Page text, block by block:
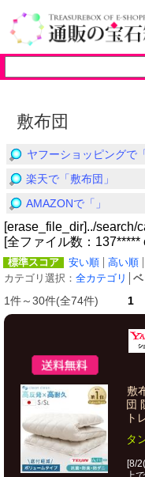
敷布団
ヤフーショッピングで「
楽天で「敷布団」
AMAZONで「」
[erase_file_dir]../search/
[全ファイル数：137*****
標準スコア 安い順 高い順
カテゴリ選択： 全カテゴリ ベ
1件～30件(全74件) 1
敷
団
ト
タ
[8/